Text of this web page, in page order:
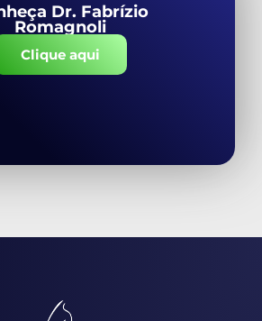
Dr. Fabrízio
Romagnoli
Clique aqui